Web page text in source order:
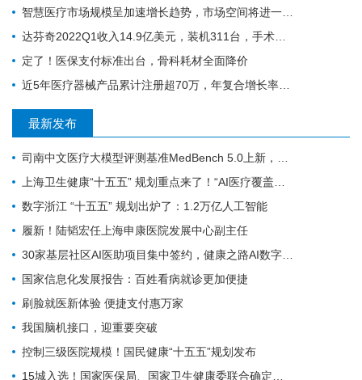
智慧医疗市场规模呈加速增长趋势，市场空间将进一步打开
达芬奇2022Q1收入14.9亿美元，装机311台，手术量同步增长19%
定了！医保支付标准出台，骨科耗材全面降价
近5年医疗器械产品累计注册超70万，年复合增长率为20.9%
最新发布
司南中文医疗大模型评测基准MedBench 5.0上新，超31万次评测持续筑牢安全防线
上海卫生健康“十五五” 规划重点来了！“AI医疗覆盖率100%”成硬指标
数字浙江 “十五五” 规划出炉了：1.2万亿人工智能
履新！陆韬宏任上海申康医院发展中心副主任
30家基层社区AI医助项目集中签约，健康之路AI数字员工规模化落地再提速
国家信息化发展报告：百姓看病就诊更加便捷
刷脸就医新体验 便捷支付惠万家
我国脑机接口，迎重要突破
控制三级医院规模！国民健康“十五五”规划发布
15城入选！国家医保局、国家卫生健康委联合确定基层医疗卫生重点联系城市